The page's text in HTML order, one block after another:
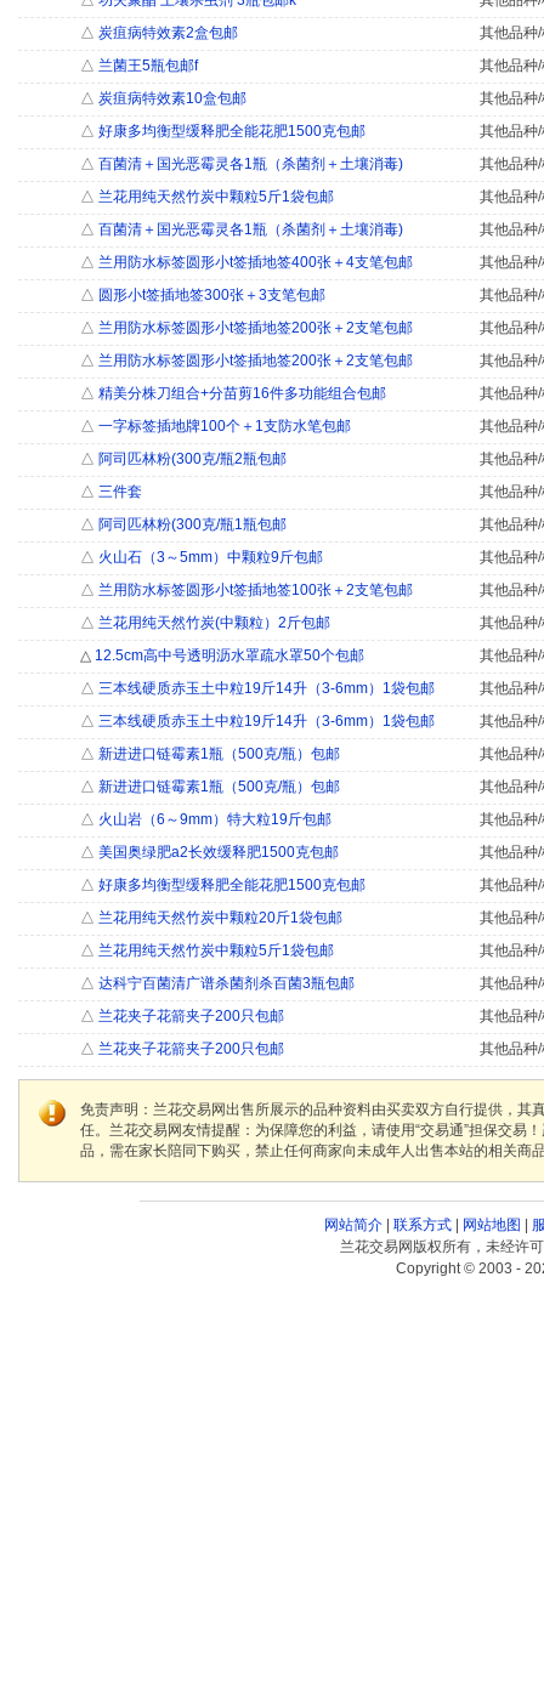
△ 炭疽病特效素2盒包邮
其他品种
△ 兰菌王5瓶包邮f
其他品种
△ 炭疽病特效素10盒包邮
其他品种
△ 好康多均衡型缓释肥全能花肥1500克包邮
其他品种
△ 百菌清＋国光恶霉灵各1瓶（杀菌剂＋土壤消毒)
其他品种
△ 兰花用纯天然竹炭中颗粒5斤1袋包邮
其他品种
△ 百菌清＋国光恶霉灵各1瓶（杀菌剂＋土壤消毒)
其他品种
△ 兰用防水标签圆形小t签插地签400张＋4支笔包邮
其他品种
△ 圆形小t签插地签300张＋3支笔包邮
其他品种
△ 兰用防水标签圆形小t签插地签200张＋2支笔包邮
其他品种
△ 兰用防水标签圆形小t签插地签200张＋2支笔包邮
其他品种
△ 精美分株刀组合+分苗剪16件多功能组合包邮
其他品种
△ 一字标签插地牌100个＋1支防水笔包邮
其他品种
△ 阿司匹林粉(300克/瓶2瓶包邮
其他品种
△ 三件套
其他品种
△ 阿司匹林粉(300克/瓶1瓶包邮
其他品种
△ 火山石（3～5mm）中颗粒9斤包邮
其他品种
△ 兰用防水标签圆形小t签插地签100张＋2支笔包邮
其他品种
△ 兰花用纯天然竹炭(中颗粒）2斤包邮
其他品种
△ 12.5cm高中号透明沥水罩疏水罩50个包邮
其他品种
△ 三本线硬质赤玉土中粒19斤14升（3-6mm）1袋包邮
其他品种
△ 三本线硬质赤玉土中粒19斤14升（3-6mm）1袋包邮
其他品种
△ 新进进口链霉素1瓶（500克/瓶）包邮
其他品种
△ 新进进口链霉素1瓶（500克/瓶）包邮
其他品种
△ 火山岩（6～9mm）特大粒19斤包邮
其他品种
△ 美国奥绿肥a2长效缓释肥1500克包邮
其他品种
△ 好康多均衡型缓释肥全能花肥1500克包邮
其他品种
△ 兰花用纯天然竹炭中颗粒20斤1袋包邮
其他品种
△ 兰花用纯天然竹炭中颗粒5斤1袋包邮
其他品种
△ 达科宁百菌清广谱杀菌剂杀百菌3瓶包邮
其他品种
△ 兰花夹子花箭夹子200只包邮
其他品种
△ 兰花夹子花箭夹子200只包邮 其他品种
免责声明：兰花交易网出售所展示的品种资料由买卖双方自行提供，
任。兰花交易网友情提醒：为保障您的利益，请使用“交易通”担保交
品，需在家长陪同下购买，禁止任何商家向未成年人出售本站的相关商
网站简介| 联系方式| 网站地图
兰花交易网版权所有，未经许
Copyright © 2003 -